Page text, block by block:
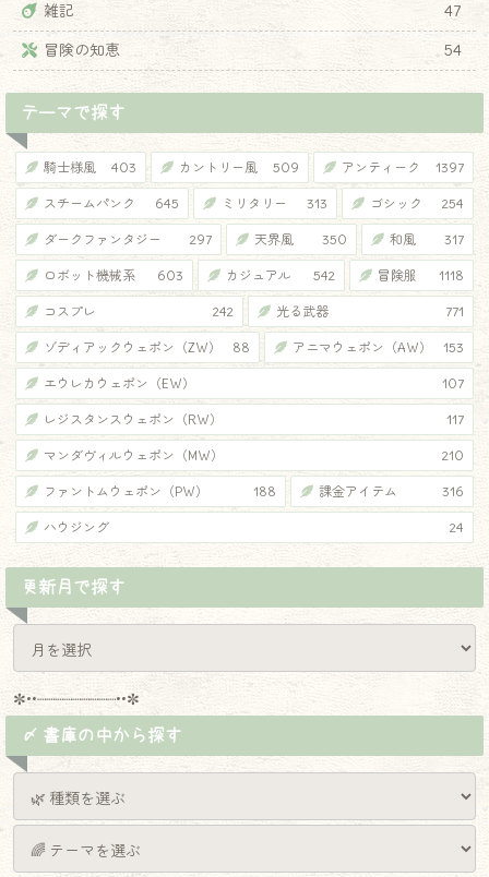
雑記
47
冒険の知恵
54
テーマで探す
騎士様風 403 カントリー風 509 アンティーク 1397
スチームパンク 645 ミリタリー 313 ゴシック 254
ダークファンタジー 297 天界風 350 和風 317
ロボット機械系 603 カジュアル 542 冒険服 1118
コスプレ 242 光る武器 771
ゾディアックウェポン（ZW） 88 アニマウェポン（AW） 153
エウレカウェポン（EW） 107
レジスタンスウェポン（RW） 117
マンダヴィルウェポン（MW） 210
ファントムウェポン（PW） 188 課金アイテム 316
ハウジング 24
更新月で探す
✼••┈┈┈┈┈┈┈┈┈••✼
〆 書庫の中から探す